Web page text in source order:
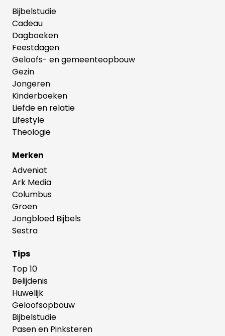
Bijbelstudie
Cadeau
Dagboeken
Feestdagen
Geloofs- en gemeenteopbouw
Gezin
Jongeren
Kinderboeken
Liefde en relatie
Lifestyle
Theologie
Merken
Adveniat
Ark Media
Columbus
Groen
Jongbloed Bijbels
Sestra
Tips
Top 10
Belijdenis
Huwelijk
Geloofsopbouw
Bijbelstudie
Pasen en Pinksteren